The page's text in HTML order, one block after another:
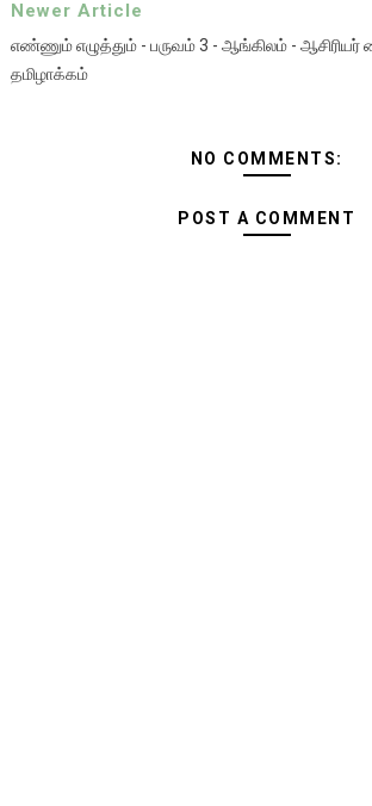
Newer Article
எண்ணும் எழுத்தும் - பருவம் 3 - ஆங்கிலம் - ஆசிரியர்
தமிழாக்கம்
NO COMMENTS:
POST A COMMENT